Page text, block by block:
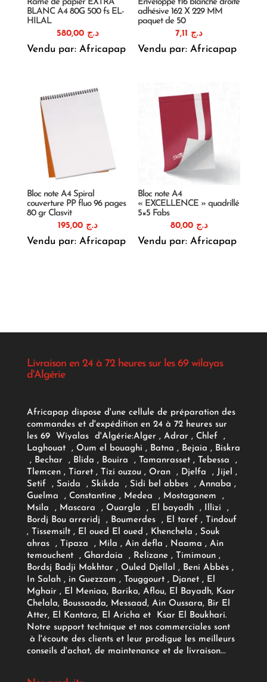
Rame de papier EXTRA
BLANC A4 80G 500 fs EL-
HILAL
د.ج
Vendu par: Africapap
Enveloppe f16 blanche droite
adhésive 162 X 229 MM
paquet de 50
د.ج
Vendu par: Africapap
Bloc note A4 Spiral
couverture PP fluo 96 pages
80 gr Clasvit
د.ج
Vendu par: Africapap
Bloc note A4
« EXCELLENCE » quadrillé
5×5 Fabs
د.ج 80,00
Vendu par: Africapap
Livraison en 24 à 72 heures sur les 69 wilayas
d'Algérie
Africapap dispose d'une cellule de préparation des
commandes et d'expédition en 24 à 72 heures sur
les 69 Wiyalas d'Algérie:Alger , Adrar, Chlef ,
Laghouat , Oum el bouaghi , Batna , Bejaia , Biskra
, Bechar , Blida , Bouira , Tamanrasset , Tebessa ,
Tlemcen , Tiaret , Tizi ouzou , Oran , Djelfa , Jijel ,
Setif , Saida , Skikda , Sidi bel abbes , Annaba ,
Guelma , Constantine , Medea , Mostaganem ,
Msila , Mascara , Ouargla , El bayadh , Illizi ,
Bordj Bou arreridj , Boumerdes , El taref , Tindouf
, Tissemsilt , El oued El oued , Khenchela , Souk
ahras , Tipaza , Mila , Ain defla , Naama , Ain
temouchent , Ghardaia , Relizane , Timimoun ,
Bordsj Badji Mokhtar , Ouled Djellal , Beni Abbès ,
In Salah , in Guezzam , Touggourt , Djanet , El
Mghair , El Meniaa, Barika, Aflou, El Bayadh, Ksar
Chelala, Boussaada, Messaad, Ain Oussara, Bir El
Atter, El Kantara, El Aricha et Ksar El Boukhari.
Notre support technique et nos commerciales sont
à l'écoute des clients et leur prodigue les meilleurs
conseils d'achat, de maintenance et de livraison...